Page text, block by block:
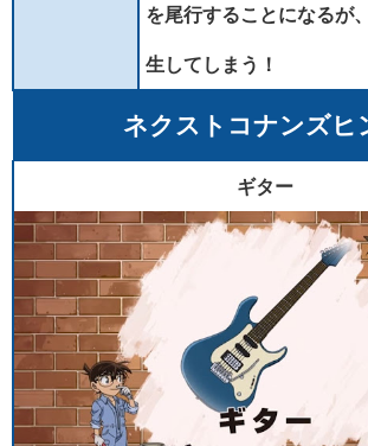
を尾行することになるが
生してしまう！
ネクストコナンズヒ
ギター